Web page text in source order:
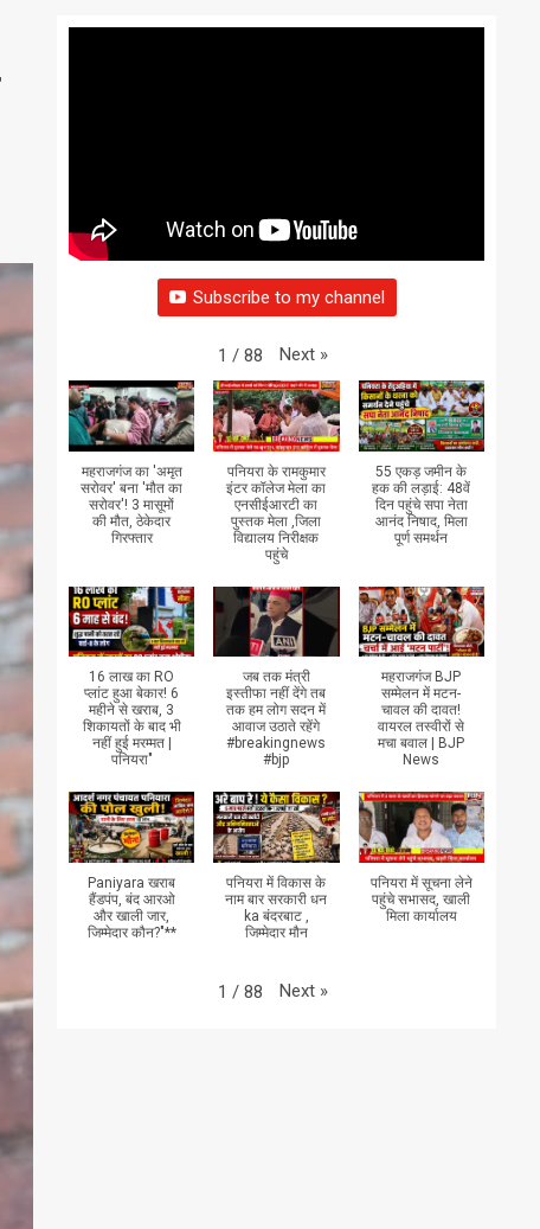
Subscribe to my channel
1 / 88 Next »
महराजगंज का 'अमृत
सरोवर' बना 'मौत का
सरोवर'! 3 मासूमों
की मौत, ठेकेदार
गिरफ्तार
पनियरा के रामकुमार
इंटर कॉलेज मेला का
एनसीईआरटी का
पुस्तक मेला ,जिला
विद्यालय निरीक्षक
पहुंचे
55 एकड़ जमीन के
हक की लड़ाई: 48वें
दिन पहुंचे सपा नेता
आनंद निषाद, मिला
पूर्ण समर्थन
16 लाख का RO
प्लांट हुआ बेकार! 6
महीने से खराब, 3
शिकायतों के बाद भी
नहीं हुई मरम्मत |
पनियरा"
जब तक मंत्री
इस्तीफा नहीं देंगे तब
तक हम लोग सदन में
आवाज उठाते रहेंगे
#breakingnews
#bjp
महराजगंज BJP
सम्मेलन में मटन-
चावल की दावत!
वायरल तस्वीरों से
मचा बवाल | BJP
News
Paniyara खराब
हैंडपंप, बंद आरओ
और खाली जार,
जिम्मेदार कौन?"**
पनियरा में विकास के
नाम बार सरकारी धन
ka बंदरबाट ,
जिम्मेदार मौन
पनियरा में सूचना लेने
पहुंचे सभासद, खाली
मिला कार्यालय
1 / 88 Next »